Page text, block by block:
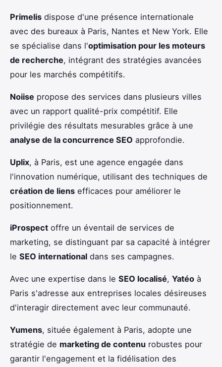
Primelis dispose d'une présence internationale
avec des bureaux à Paris, Nantes et New York. Elle
se spécialise dans l'optimisation pour les moteurs
de recherche, intégrant des stratégies avancées
pour les marchés compétitifs.
Noiise propose des services dans plusieurs villes
avec un rapport qualité-prix compétitif. Elle
privilégie des résultats mesurables grâce à une
analyse de la concurrence SEO approfondie.
Uplix, à Paris, est une agence engagée dans
l'innovation numérique, utilisant des techniques de
création de liens efficaces pour améliorer le
positionnement.
iProspect offre un éventail de services de
marketing, se distinguant par sa capacité à intégrer
le SEO international dans ses campagnes.
Avec une expertise dans le SEO localisé, Yatéo à
Paris s'adresse aux entreprises locales désireuses
d'interagir directement avec leur communauté.
Yumens, située également à Paris, adopte une
stratégie de marketing de contenu robustes pour
garantir l'engagement et la fidélisation des